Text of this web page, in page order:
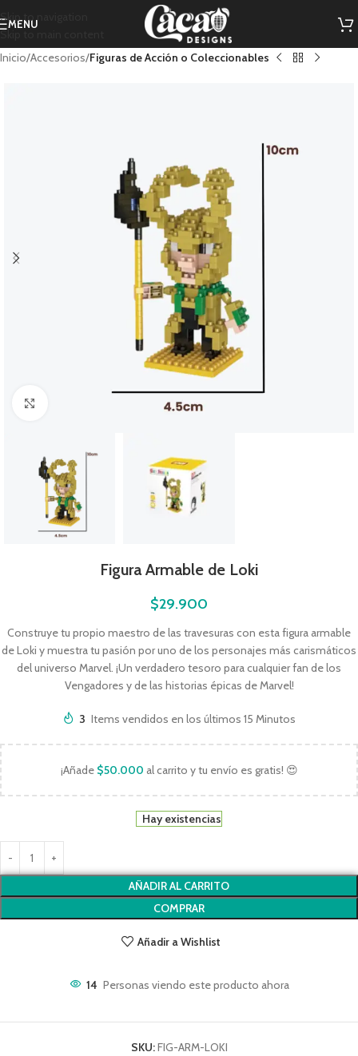
Skip to navigation
Skip to main content
MENU
Inicio Accesorios Figuras de Acción o Coleccionables
Figura Armable de Loki
$29.900
Construye tu propio maestro de las travesuras con esta figura armable
de Loki y muestra tu pasión por uno de los personajes más carismáticos
del universo Marvel. ¡Un verdadero tesoro para cualquier fan de los
Vengadores y de las historias épicas de Marvel!
3 Items vendidos en los últimos 15 Minutos
¡Añade $50.000 al carrito y tu envío es gratis! 😍
Hay existencias
AÑADIR AL CARRITO
COMPRAR
Añadir a Wishlist
14 Personas viendo este producto ahora
SKU:FIG-ARM-LOKI